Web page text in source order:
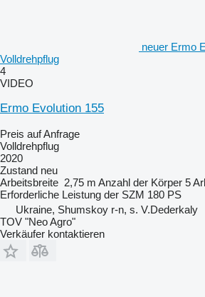
neuer Ermo
Volldrehpflug
4
VIDEO
Ermo Evolution 155
Preis auf Anfrage
Volldrehpflug
2020
Zustand neu
Arbeitsbreite 2,75 m Anzahl der Körper 5
Erforderliche Leistung der SZM 180 PS
Ukraine, Shumskoy r-n, s. V.Dederkaly
TOV "Neo Agro"
Verkäufer kontaktieren